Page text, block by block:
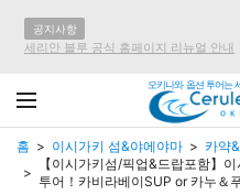
공지사항
세리안 블루 공식 홈페이지 리뉴얼 안내
오키나와 옵션 투어는
홈 이시가키 섬&야에야마
카약
【이시가키섬/픽업&드랍포함】
투어！카비라베이SUP or 카누＆